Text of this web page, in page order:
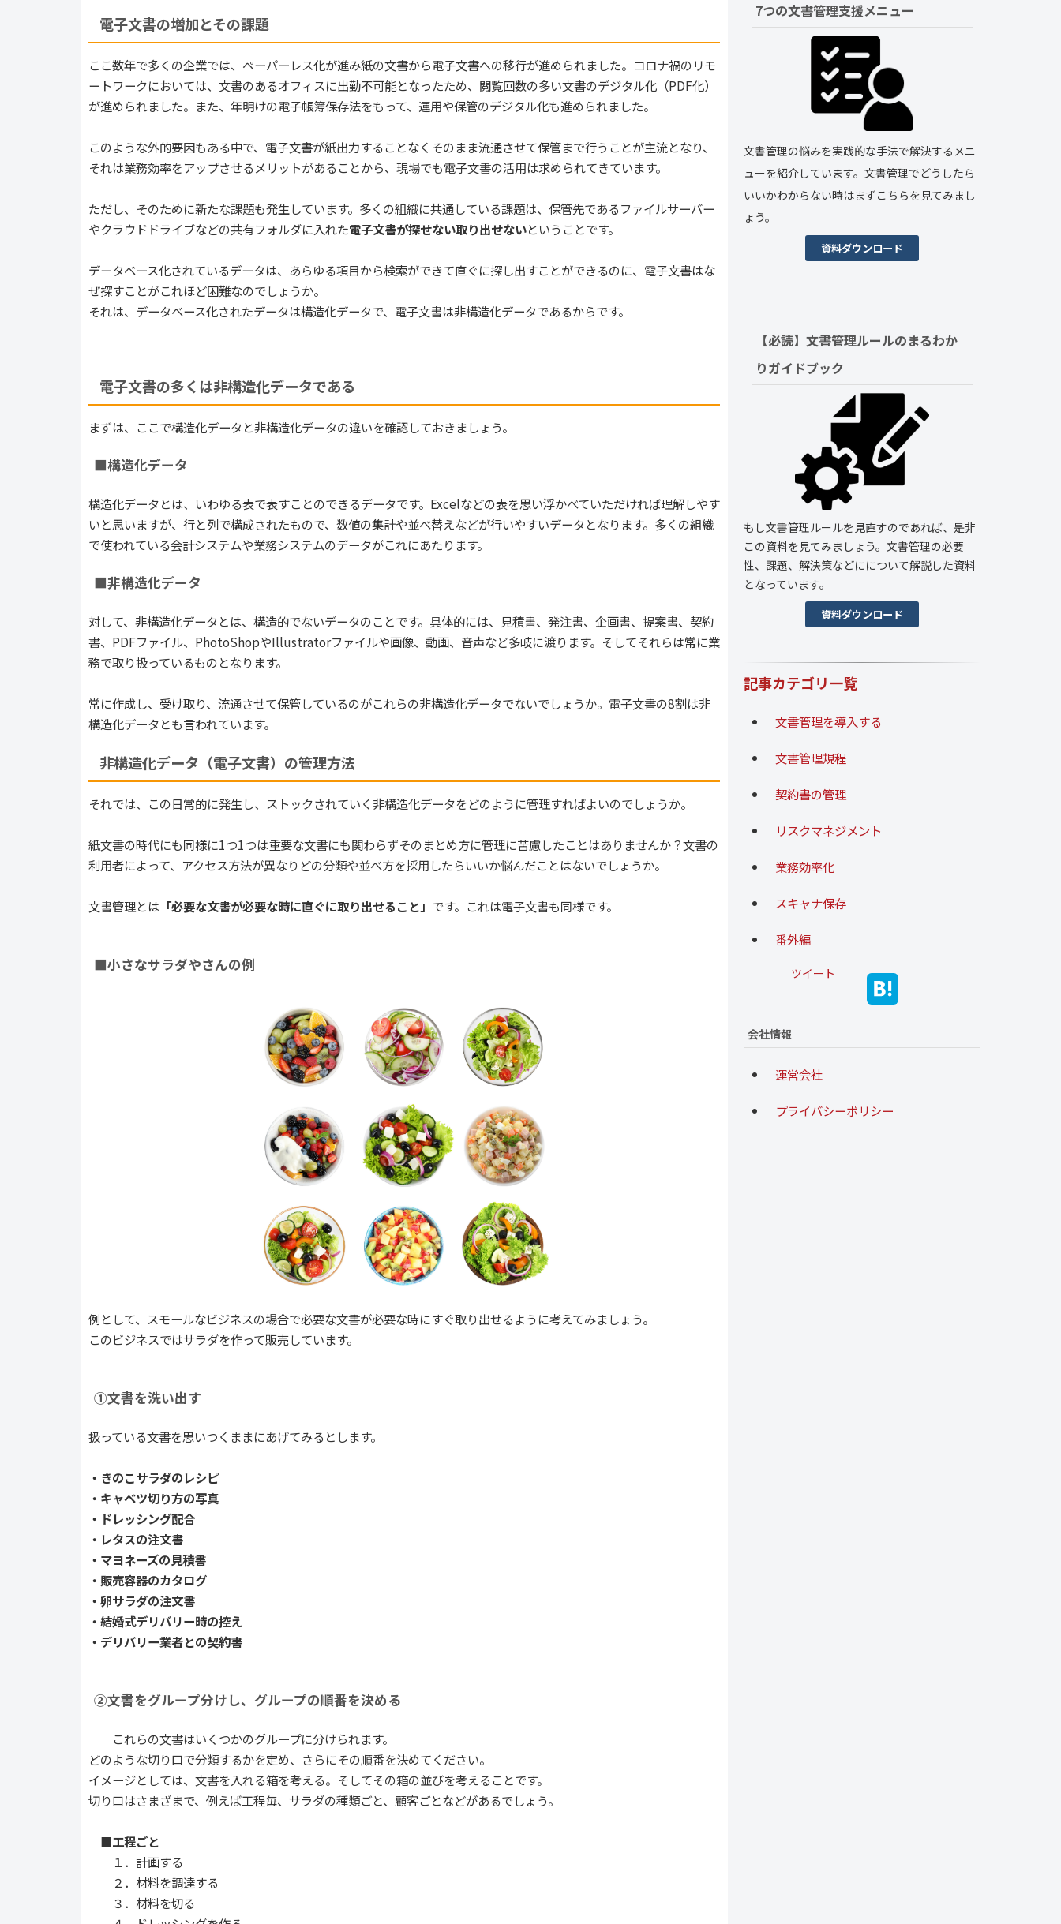
電子文書の増加とその課題
ここ数年で多くの企業では、ペーパーレス化が進み紙の文書から電子文書への移行が進められました。コロナ禍のリモ
ートワークにおいては、文書のあるオフィスに出勤不可能となったため、閲覧回数の多い文書のデジタル化（PDF化）
が進められました。また、年明けの電子帳簿保存法をもって、運用や保管のデジタル化も進められました。
このような外的要因もある中で、電子文書が紙出力することなくそのまま流通させて保管まで行うことが主流となり、
それは業務効率をアップさせるメリットがあることから、現場でも電子文書の活用は求められてきています。
ただし、そのために新たな課題も発生しています。多くの組織に共通している課題は、保管先であるファイルサーバー
やクラウドドライブなどの共有フォルダに入れた電子文書が探せない取り出せないということです。
データベース化されているデータは、あらゆる項目から検索ができて直ぐに探し出すことができるのに、電子文書はな
ぜ探すことがこれほど困難なのでしょうか。
それは、データベース化されたデータは構造化データで、電子文書は非構造化データであるからです。
電子文書の多くは非構造化データである
まずは、ここで構造化データと非構造化データの違いを確認しておきましょう。
■構造化データ
構造化データとは、いわゆる表で表すことのできるデータです。Excelなどの表を思い浮かべていただければ理解しやす
いと思いますが、行と列で構成されたもので、数値の集計や並べ替えなどが行いやすいデータとなります。多くの組織
で使われている会計システムや業務システムのデータがこれにあたります。
■非構造化データ
対して、非構造化データとは、構造的でないデータのことです。具体的には、見積書、発注書、企画書、提案書、契約
書、PDFファイル、PhotoShopやIllustratorファイルや画像、動画、音声など多岐に渡ります。そしてそれらは常に業
務で取り扱っているものとなります。
常に作成し、受け取り、流通させて保管しているのがこれらの非構造化データでないでしょうか。電子文書の8割は非
構造化データとも言われています。
非構造化データ（電子文書）の管理方法
それでは、この日常的に発生し、ストックされていく非構造化データをどのように管理すればよいのでしょうか。
紙文書の時代にも同様に1つ1つは重要な文書にも関わらずそのまとめ方に管理に苦慮したことはありませんか？文書の
利用者によって、アクセス方法が異なりどの分類や並べ方を採用したらいいか悩んだことはないでしょうか。
文書管理とは 「必要な文書が必要な時に直ぐに取り出せること」 です。これは電子文書も同様です。
■小さなサラダやさんの例
例として、スモールなビジネスの場合で必要な文書が必要な時にすぐ取り出せるように考えてみましょう。
このビジネスではサラダを作って販売しています。
①文書を洗い出す
扱っている文書を思いつくままにあげてみるとします。
・きのこサラダのレシピ
・キャベツ切り方の写真
・ドレッシング配合
・レタスの注文書
・マヨネーズの見積書
・販売容器のカタログ
・卵サラダの注文書
・結婚式デリバリー時の控え
・デリバリー業者との契約書
②文書をグループ分けし、グループの順番を決める
これらの文書はいくつかのグループに分けられます。
どのような切り口で分類するかを定め、さらにその順番を決めてください。
イメージとしては、文書を入れる箱を考える。そしてその箱の並びを考えることです。
切り口はさまざまで、例えば工程毎、サラダの種類ごと、顧客ごとなどがあるでしょう。
■工程ごと
１．計画する
２．材料を調達する
３．材料を切る
7つの文書管理支援メニュー
文書管理の悩みを実践的な手法で解決するメニ
ューを紹介しています。文書管理でどうしたら
いいかわからない時はまずこちらを見てみまし
ょう。
資料ダウンロード
【必読】文書管理ルールのまるわか
りガイドブック
もし文書管理ルールを見直すのであれば、是非
この資料を見てみましょう。文書管理の必要
性、課題、解決策などにについて解説した資料
となっています。
資料ダウンロード
記事カテゴリ一覧
文書管理を導入する
文書管理規程
契約書の管理
リスクマネジメント
業務効率化
スキャナ保存
番外編
ツイート
会社情報
運営会社
プライバシーポリシー